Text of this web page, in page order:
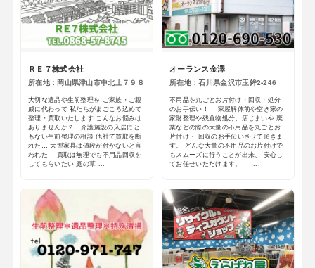
ＲＥ７株式会社
所在地：岡山県津山市中北上７９８
大切な遺品や生前整理を ご家族・ご親
戚に代わって 私たちがまごころ込めて
整理・買取いたします こんなお悩みは
ありませんか？ 介護施設の入居にと
もない生前整理の相談 他社で買取を断
れた… 大型家具は値段が付かないと言
われた… 買取は無理でも不用品回収を
してもらいたい 庭の草 ...
オーランス金澤
所在地：石川県金沢市玉鉾2-246
不用品を丸ごとお片付け・回収・処分
のお手伝い！！ 家屋解体前や空き家の
家財整理や残置物処分、店じまいや 廃
業などの際の大量の不用品を丸ごとお
片付け・ 回収のお手伝いさせて頂きま
す。 どんな大量の不用品のお片付けで
もスムーズに行うことが出来、 安心し
てお任せいただけます。 ...